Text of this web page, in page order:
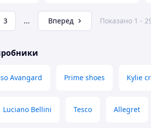
3 ... Вперед Показано 1 -
Avangard Prime shoes Kylie
Luciano Bellini Tesco Allegret